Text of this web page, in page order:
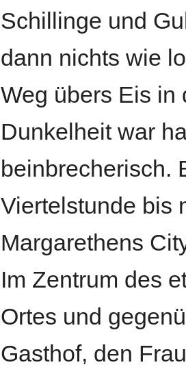
Schillinge und
dann nichts wie
Weg übers Eis in
Dunkelheit war
beinbrecherisch.
Viertelstunde bis
Margarethens
Im Zentrum des
Ortes und
Gasthof, den